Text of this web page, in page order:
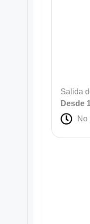
Salida
Desde
No